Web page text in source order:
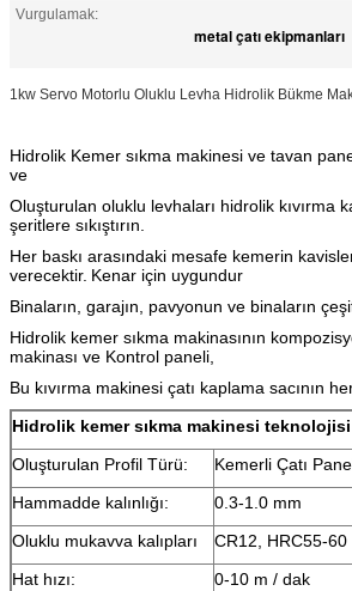
Vurgulamak:
metal çatı ekipmanları
1kw Servo Motorlu Oluklu Levha Hidrolik Bükme
Hidrolik Kemer sıkma makinesi ve tavan
ve
Oluşturulan oluklu levhaları hidrolik kıvırma
şeritlere sıkıştırın.
Her baskı arasındaki mesafe kemerin
verecektir. Kenar için uygundur
Binaların, garajın, pavyonun ve binaların
Hidrolik kemer sıkma makinasının
makinası ve Kontrol paneli,
Bu kıvırma makinesi çatı kaplama sacının
Hidrolik kemer sıkma makinesi
Oluşturulan Profil Türü:
Kemerli Çatı
Hammadde kalınlığı:
0.3-1.0 mm
Oluklu mukavva kalıpları
CR12, HRC55-60
Hat hızı:
0-10 m / dak